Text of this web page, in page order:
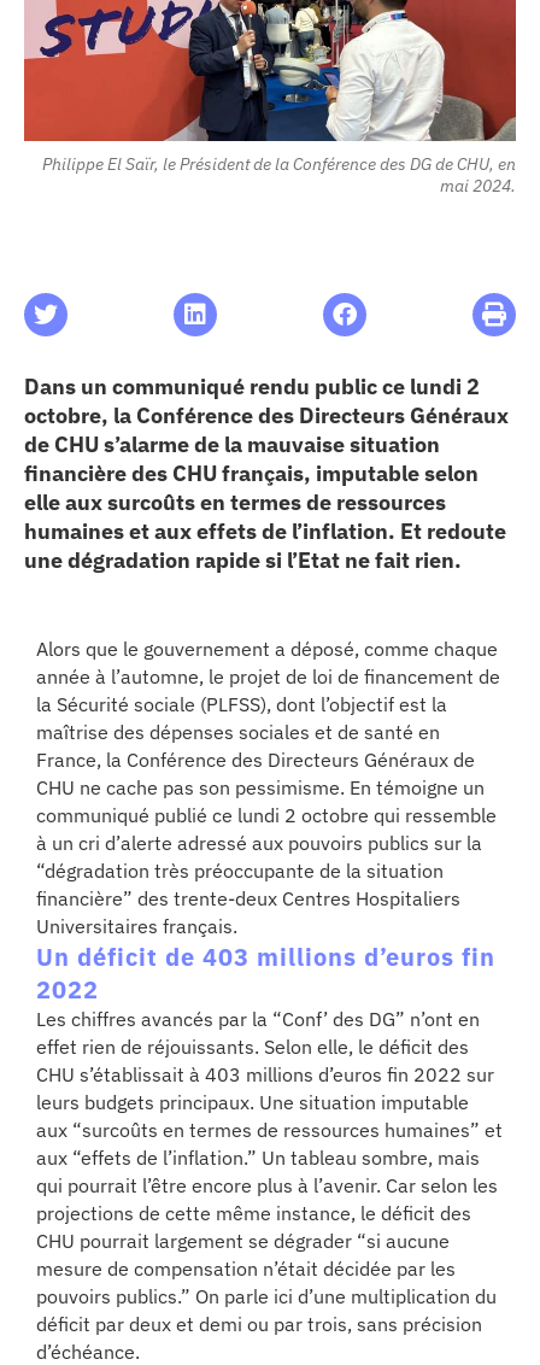
articles
santé
CHU
& patrimoine
CONNECTÉ
d’info
l’éditeur
un CHU
Philippe El Saïr, le Président de la Conférence des DG de CHU, en
mai 2024.
Dans un communiqué rendu public ce lundi 2
octobre, la Conférence des Directeurs Généraux
de CHU s’alarme de la mauvaise situation
financière des CHU français, imputable selon
elle aux surcoûts en termes de ressources
humaines et aux effets de l’inflation. Et redoute
une dégradation rapide si l’Etat ne fait rien.
Alors que le gouvernement a déposé, comme chaque
année à l’automne, le projet de loi de financement de
la Sécurité sociale (PLFSS), dont l’objectif est la
maîtrise des dépenses sociales et de santé en
France, la Conférence des Directeurs Généraux de
CHU ne cache pas son pessimisme. En témoigne un
communiqué publié ce lundi 2 octobre qui ressemble
à un cri d’alerte adressé aux pouvoirs publics sur la
“dégradation très préoccupante de la situation
financière” des trente-deux Centres Hospitaliers
Universitaires français.
Un déficit de 403 millions d’euros fin
2022
Les chiffres avancés par la “Conf’ des DG” n’ont en
effet rien de réjouissants. Selon elle, le déficit des
CHU s’établissait à 403 millions d’euros fin 2022 sur
leurs budgets principaux. Une situation imputable
aux “surcoûts en termes de ressources humaines” et
aux “effets de l’inflation.” Un tableau sombre, mais
qui pourrait l’être encore plus à l’avenir. Car selon les
projections de cette même instance, le déficit des
CHU pourrait largement se dégrader “si aucune
mesure de compensation n’était décidée par les
pouvoirs publics.” On parle ici d’une multiplication du
déficit par deux et demi ou par trois, sans précision
d’échéance.